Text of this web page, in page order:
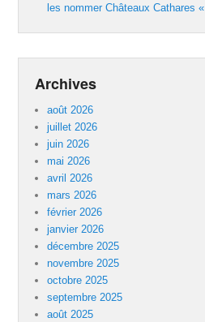
les nommer Châteaux Cathares «
Archives
août 2026
juillet 2026
juin 2026
mai 2026
avril 2026
mars 2026
février 2026
janvier 2026
décembre 2025
novembre 2025
octobre 2025
septembre 2025
août 2025